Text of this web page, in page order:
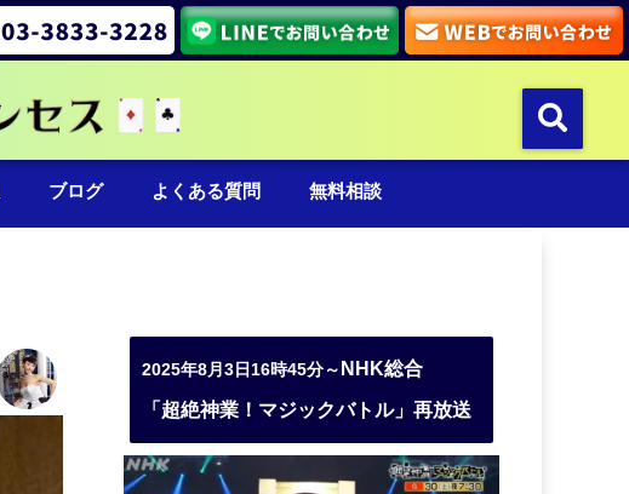
ブログ よくある質問 無料相談
2025年8月3日16時45分～ NHK総合
「超絶神業！マジックバトル」再放送